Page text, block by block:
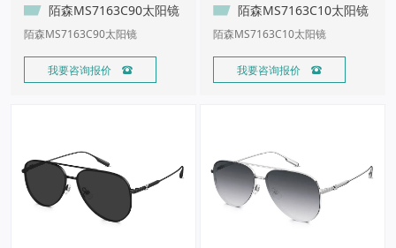
陌森MS7163C90太阳镜
陌森MS7163C90太阳镜
我要咨询报价 
陌森MS7163C10太阳镜
陌森MS7163C10太阳镜
我要咨询报价 